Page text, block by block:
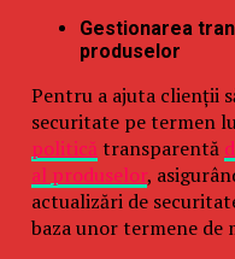
Gestionarea
produselor
Pentru a ajuta clienții
securitate pe termen
politică transparentă
al produselor,
actualizări de
baza unor termene